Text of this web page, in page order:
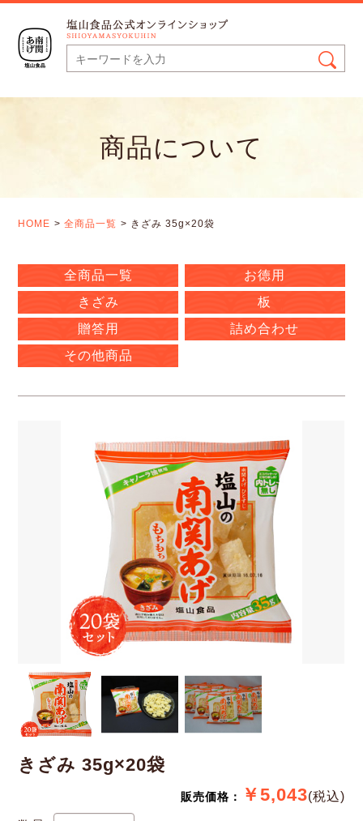
商品について
HOME 全商品一覧 きざみ 35g×20袋
全商品一覧
お徳用
きざみ
板
贈答用
詰め合わせ
その他商品
きざみ 35g×20袋
販売価格： ￥5,043(税込)